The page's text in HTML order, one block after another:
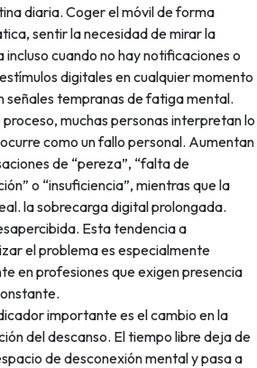
diaria. Coger el móvil de forma
sentir la necesidad de mirar la
incluso cuando no hay notificaciones o
digitales en cualquier momento
señales tempranas de fatiga mental.
proceso, muchas personas interpretan lo
como un fallo personal. Aumentan
de “pereza”, “falta de
o “insuficiencia”, mientras que la
la sobrecarga digital prolongada.
Esta tendencia a
el problema es especialmente
en profesiones que exigen presencia
importante es el cambio en la
del descanso. El tiempo libre deja de
de desconexión mental y pasa a